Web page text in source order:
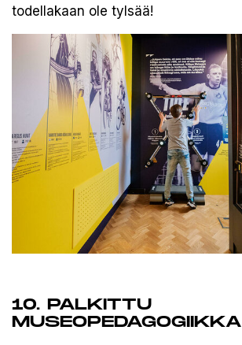
todellakaan ole tylsää!
10. PALKITTU
MUSEOPEDAGOGIIKKA